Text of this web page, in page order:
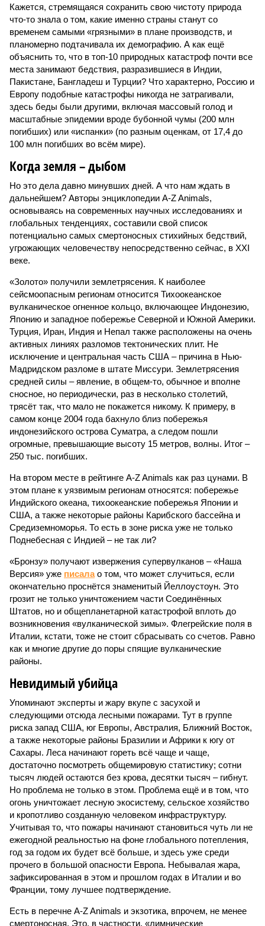
Кажется, стремящаяся сохранить свою чистоту природа
что-то знала о том, какие именно страны станут со
временем самыми «грязными» в плане производств, и
планомерно подтачивала их демографию. А как ещё
объяснить то, что в топ-10 природных катастроф почти все
места занимают бедствия, разразившиеся в Индии,
Пакистане, Бангладеш и Турции? Что характерно, Россию и
Европу подобные катастрофы никогда не затрагивали,
здесь беды были другими, включая массовый голод и
масштабные эпидемии вроде бубонной чумы (200 млн
погибших) или «испанки» (по разным оценкам, от 17,4 до
100 млн погибших во всём мире).
Когда земля – дыбом
Но это дела давно минувших дней. А что нам ждать в
дальнейшем? Авторы энциклопедии A-Z Animals,
основываясь на современных научных исследованиях и
глобальных тенденциях, составили свой список
потенциально самых смертоносных стихийных бедствий,
угрожающих человечеству непосредственно сейчас, в XXI
веке.
«Золото» получили землетрясения. К наиболее
сейсмоопасным регионам относится Тихоокеанское
вулканическое огненное кольцо, включающее Индонезию,
Японию и западное побережье Северной и Южной Америки.
Турция, Иран, Индия и Непал также расположены на очень
активных линиях разломов тектонических плит. Не
исключение и центральная часть США – причина в Нью-
Мадридском разломе в штате Миссури. Землетрясения
средней силы – явление, в общем-то, обычное и вполне
сносное, но периодически, раз в несколько столетий,
трясёт так, что мало не покажется никому. К примеру, в
самом конце 2004 года бахнуло близ побережья
индонезийского острова Суматра, а следом пошли
огромные, превышающие высоту 15 метров, волны. Итог –
250 тыс. погибших.
На втором месте в рейтинге A-Z Animals как раз цунами. В
этом плане к уязвимым регионам относятся: побережье
Индийского океана, тихо­океанские побережья Японии и
США, а также некоторые районы Карибского бассейна и
Средиземноморья. То есть в зоне риска уже не только
Поднебесная с Индией – не так ли?
«Бронзу» получают извержения супервулканов – «Наша
Версия» уже писалао том, что может случиться, если
окончательно проснётся знаменитый Йеллоустоун. Это
грозит не только уничтожением части Соединённых
Штатов, но и общепланетарной катастрофой вплоть до
возникновения «вулканической зимы». Флегрейские поля в
Италии, кстати, тоже не стоит сбрасывать со счетов. Равно
как и многие другие до поры спящие вулканические
районы.
Невидимый убийца
Упоминают эксперты и жару вкупе с засухой и
следующими отсюда лесными пожарами. Тут в группе
риска запад США, юг Европы, Австралия, Ближний Восток,
а также некоторые районы Бразилии и Африки к югу от
Сахары. Леса начинают гореть всё чаще и чаще,
достаточно посмотреть общемировую статистику; сотни
тысяч людей остаются без крова, десятки тысяч – гибнут.
Но проблема не только в этом. Проблема ещё и в том, что
огонь уничтожает лесную экосистему, сельское хозяйство
и кропотливо созданную человеком инфраструктуру.
Учитывая то, что пожары начинают становиться чуть ли не
ежегодной реальностью на фоне глобального потепления,
год за годом их будет всё больше, и здесь уже среди
прочего в большой опасности Европа. Небывалая жара,
зафиксированная в этом и прошлом годах в Италии и во
Франции, тому лучшее подтверждение.
Есть в перечне A-Z Animals и экзотика, впрочем, не менее
смертоносная. Это, в частности, «лимнические